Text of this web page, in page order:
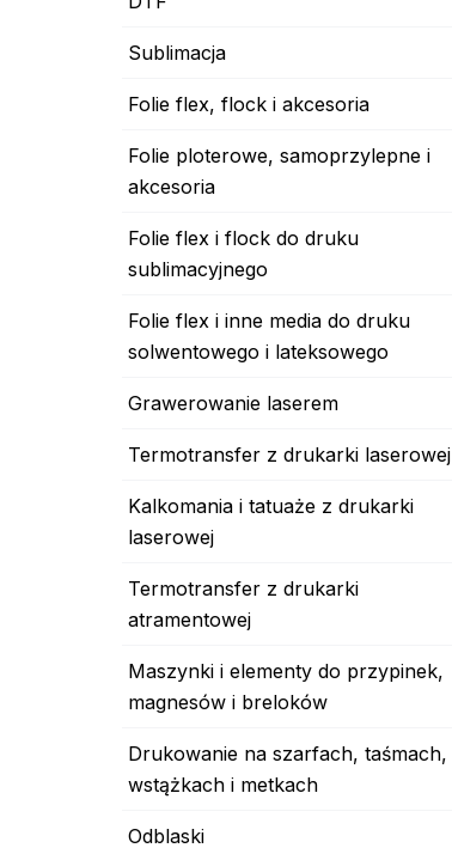
Sublimacja
Folie flex, flock i akcesoria
Folie ploterowe, samoprzylepne i
akcesoria
Folie flex i flock do druku
sublimacyjnego
Folie flex i inne media do druku
solwentowego i lateksowego
Grawerowanie laserem
Termotransfer z drukarki laserowej
Kalkomania i tatuaże z drukarki
laserowej
Termotransfer z drukarki
atramentowej
Maszynki i elementy do przypinek,
magnesów i breloków
Drukowanie na szarfach, taśmach,
wstążkach i metkach
Odblaski